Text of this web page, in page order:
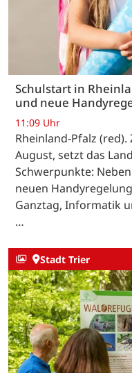
Schulstart in
und neue
11:09 Uhr
Rheinland-Pfalz
August, setzt das
Schwerpunkte:
neuen
Ganztag, Informatik
…
Stadt Trier